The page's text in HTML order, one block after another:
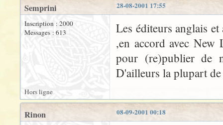
28-08-2001 17:55
Semprini
Inscription : 2000
Messages : 613
Les éditeurs anglais
,en accord avec
pour (re)publier de
D'ailleurs la plupart
Hors ligne
08-09-2001 00:18
Rinon